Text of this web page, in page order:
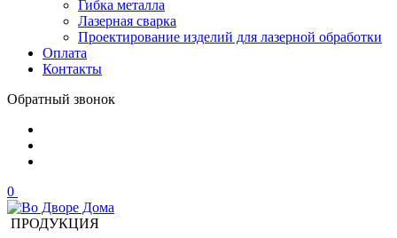
Гибка металла
Лазерная сварка
Проектирование изделий для лазерной обработки
Оплата
Контакты
Обратный звонок
0
ПРОДУКЦИЯ